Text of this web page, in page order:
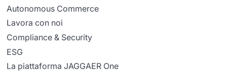
Autonomous Commerce
Lavora con noi
Compliance & Security
ESG
La piattaforma JAGGAER One